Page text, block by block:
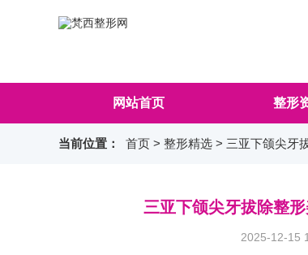
网站首页 整形
当前位置： 首页 > 整形精选 > 三亚下颌尖牙
三亚下颌尖牙拔除整
2025-12-